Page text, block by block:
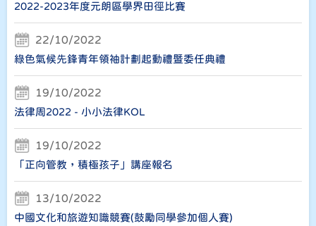
2022-2023年度元朗區學界田徑比賽
22/10/2022
綠色氣候先鋒青年領袖計劃起動禮暨委任典禮
19/10/2022
法律周2022 - 小小法律KOL
19/10/2022
「正向管教，積極孩子」講座報名
13/10/2022
中國文化和旅遊知識競賽(鼓勵同學參加個人賽)